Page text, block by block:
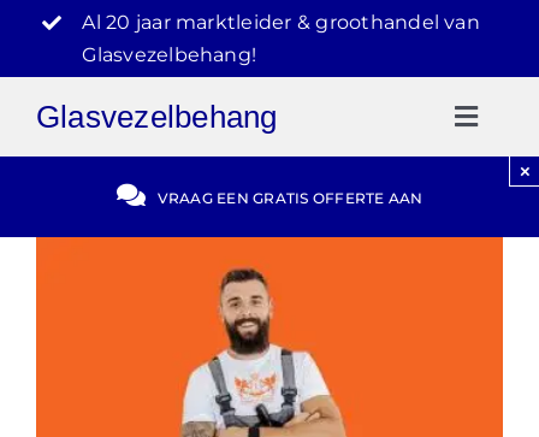
inhoud
Al 20 jaar marktleider & groothandel van
Glasvezelbehang!
Glasvezelbehang
Gratis Offerte
VRAAG EEN GRATIS OFFERTE AAN
×